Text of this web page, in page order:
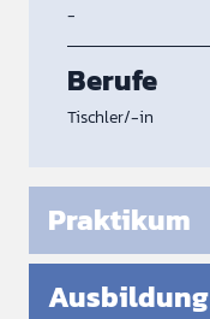
-
Berufe
Tischler/-in
Praktikum
Ausbildung